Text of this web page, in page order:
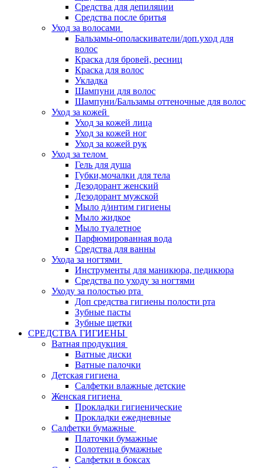
Средства для депиляции
Средства после бритья
Уход за волосами
Бальзамы-ополаскиватели/доп.уход для
волос
Краска для бровей, ресниц
Краска для волос
Укладка
Шампуни для волос
Шампуни/Бальзамы оттеночные для волос
Уход за кожей
Уход за кожей лица
Уход за кожей ног
Уход за кожей рук
Уход за телом
Гель для душа
Губки,мочалки для тела
Дезодорант женский
Дезодорант мужской
Мыло д/интим гигиены
Мыло жидкое
Мыло туалетное
Парфюмированная вода
Средства для ванны
Ухода за ногтями
Инструменты для маникюра, педикюра
Средства по уходу за ногтями
Уходу за полостью рта
Доп средства гигиены полости рта
Зубные пасты
Зубные щетки
СРЕДСТВА ГИГИЕНЫ
Ватная продукция
Ватные диски
Ватные палочки
Детская гигиена
Салфетки влажные детские
Женская гигиена
Прокладки гигиенические
Прокладки ежедневные
Салфетки бумажные
Платочки бумажные
Полотенца бумажные
Салфетки в боксах